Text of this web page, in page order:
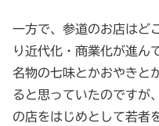
一方で、参道のお店はど
り近代化・商業化が進ん
名物の七味とかおやきと
ると思っていたのですが
の店をはじめとして若者